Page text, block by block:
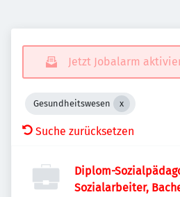
Jetzt Jobalarm
Gesundheitswesen
Suche zurücksetzen
Diplom-
Sozialarbeiter,